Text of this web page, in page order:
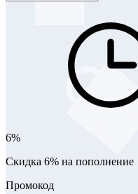
6%
Скидка 6% на пополнение
Промокод